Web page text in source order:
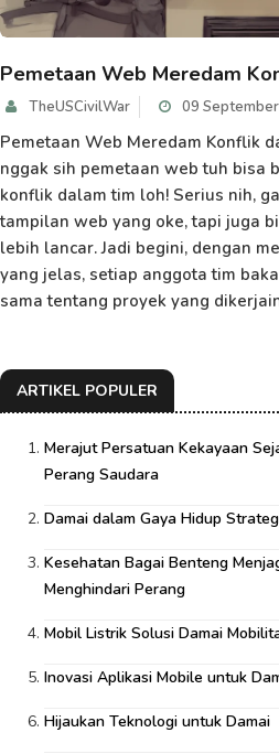
Pemetaan Web Meredam
TheUSCivilWar 09
Pemetaan Web Meredam Konflik
nggak sih pemetaan web tuh bisa
konflik dalam tim loh! Serius nih,
tampilan web yang oke, tapi juga
lebih lancar. Jadi begini, dengan
yang jelas, setiap anggota tim
sama tentang proyek yang
ARTIKEL POPULER
Merajut Persatuan Kekayaan
Perang Saudara
Damai dalam Gaya Hidup
Kesehatan Bagai Benteng
Menghindari Perang
Mobil Listrik Solusi Damai
Inovasi Aplikasi Mobile untuk
Hijaukan Teknologi untuk Damai